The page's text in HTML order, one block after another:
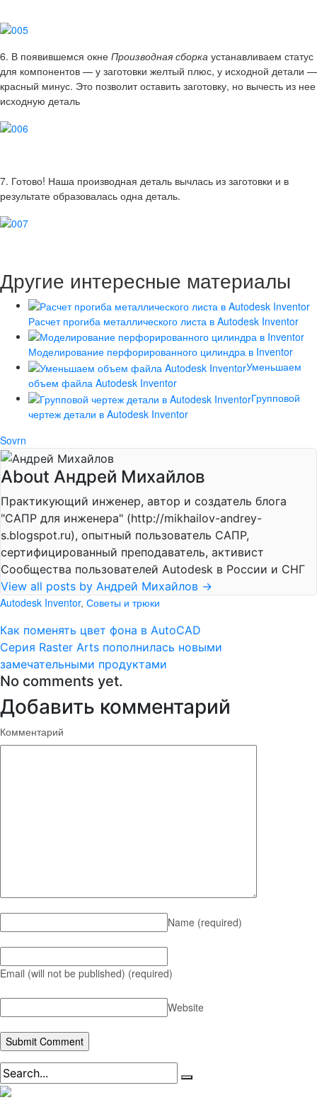
6. В появившемся окне Производная сборка устанавливаем статус
для компонентов — у заготовки желтый плюс, у исходной детали —
красный минус. Это позволит оставить заготовку, но вычесть из нее
исходную деталь
7. Готово! Наша производная деталь вычлась из заготовки и в
результате образовалась одна деталь.
Другие интересные материалы
Расчет прогиба металлического листа в Autodesk Inventor
Моделирование перфорированного цилиндра в Inventor
Уменьшаем
объем файла Autodesk Inventor
Групповой
чертеж детали в Autodesk Inventor
Sovrn
About Андрей Михайлов
Практикующий инженер, автор и создатель блога
"САПР для инженера" (http://mikhailov-andrey-
s.blogspot.ru), опытный пользователь САПР,
сертифицированный преподаватель, активист
Сообщества пользователей Autodesk в России и СНГ
View all posts by Андрей Михайлов →
Autodesk Inventor, Советы и трюки
Как поменять цвет фона в AutoCAD
Серия Raster Arts пополнилась новыми
замечательными продуктами
No comments yet.
Добавить комментарий
Комментарий
Name (required)
Email (will not be published) (required)
Website